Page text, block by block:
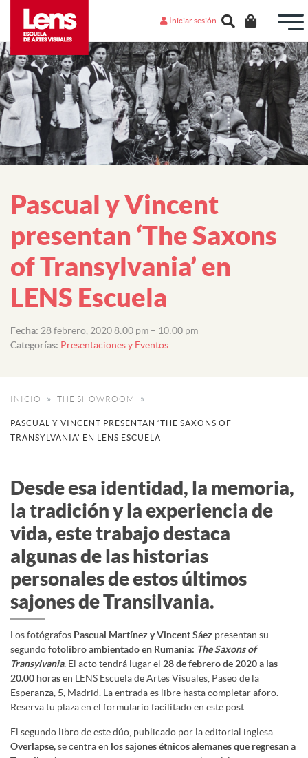
Iniciar sesión
Pascual y Vincent
presentan ‘The Saxons
of Transylvania’ en
LENS Escuela
Fecha: 28 febrero, 2020 8:00 pm – 10:00 pm
Categorías: Presentaciones y Eventos
INICIO THE SHOWROOM
PASCUAL Y VINCENT PRESENTAN ‘THE SAXONS OF
TRANSYLVANIA’ EN LENS ESCUELA
Desde esa identidad, la memoria,
la tradición y la experiencia de
vida, este trabajo destaca
algunas de las historias
personales de estos últimos
sajones de Transilvania.
Los fotógrafos Pascual Martínez y Vincent Sáez presentan su
segundofotolibro ambientado en Rumanía: The Saxons of
Transylvania. El acto tendrá lugar el 28 de febrero de 2020 a las
20.00 horasen LENS Escuela de Artes Visuales, Paseo de la
Esperanza, 5, Madrid. La entrada es libre hasta completar aforo.
Reserva tu plaza en el formulario facilitado en este post.
El segundo libro de este dúo, publicado por la editorial inglesa
Overlapse,se centra en los sajones étnicos alemanes que regresan a